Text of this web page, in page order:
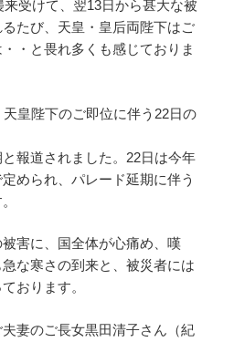
受けて、翌13日から甚大な被
たび、天皇・皇后両陛下はご
・と畏れ多くも感じておりま
皇陛下のご即位に伴う22日の
と報道されました。22日は今年
められ、パレード延期に伴う
害に、国全体が心痛め、嘆
な寒さの到来と、被災者には
おります。
妻のご長女黒田清子さん（紀